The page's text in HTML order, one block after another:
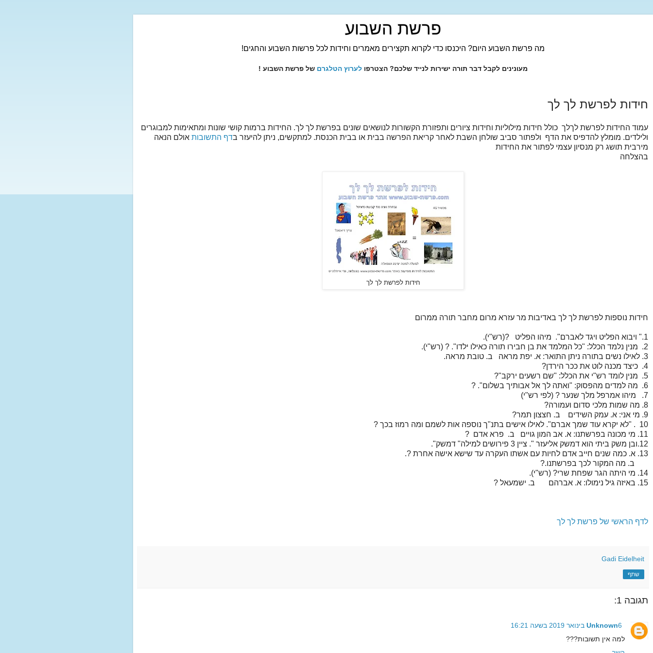
פרשת השבוע
מה פרשת השבוע היום? היכנסו כדי לקרוא תקצירים מאמרים וחידות לכל פרשות השבוע והחגים!
מעונינים לקבל דבר תורה ישירות לנייד שלכם? הצטרפו לערוץ הטלגרם של פרשת השבוע !
חידות לפרשת לך לך
עמוד החידות לפרשת לךלך כולל חידות מילוליות וחידות ציורים ותפזורת הקשורות לנושאים שונים בפרשת לך לך. החידות ברמות קושי שונות ומתאימות למבוגרים
ולילדים. מומלץ להדפיס את הדף ולפתור סביב שולחן השבת לאחר קריאת הפרשה בבית או בבית הכנסת. למתקשים, ניתן להיעזר בדף התשובות אולם הנאה
מירבית תושג רק מנסיון עצמי לפתור את החידות
בהצלחה
חידות לפרשת לך לך
חידות נוספות לפרשת לך לך באדיבות מר עזרא מרום מחבר תורה ממרום
1." ויבוא הפליט ויגד לאברם". מיהו הפליט ?(רש"י).
2. מנין נלמד הכלל: "כל המלמד את בן חבירו תורה כאילו ילדו". ? (רש"י).
3. לאילו נשים בתורה ניתן התואר: א. יפת מראה ב. טובת מראה.
4. כיצד מכנה לוט את ככר הירדן?
5. מנין לומד רש"י את הכלל: "שם רשעים ירקב"?
6. מה למדים מהפסוק: "ואתה לך אל אבותיך בשלום". ?
7. מיהו אמרפל מלך שנער ? (לפי רש"י)
8. מה שמות מלכי סדום ועמורה?
9. מי אני: א. עמק השידים ב. חצצון תמר?
10 . "לא יקרא עוד שמך אברם". לאילו אישים בתנ"ך נוספה אות לשמם ומה רמוז בכך ?
11. מי מכונה בפרשתנו: א. אב המון גויים ב. פרא אדם ?
12.ובן משק ביתי הוא דמשק אליעזר ". ציין 3 פירושים למילה" דמשק".
13. א. כמה שנים חייב אדם לחיות עם אשתו העקרה עד שישא אישה אחרת ?.
ב. מה המקור לכך בפרשתנו.?
14. מי היתה הגר שפחת שרי? (רש"י).
15. באיזה גיל נימולו: א. אברהם ב. ישמעאל ?
לדף הראשי של פרשת לך לך
Gadi Eidelheit
שתף
תגובה 1:
Unknown6 בינואר 2019 בשעה 16:21
למה אין תשובות???